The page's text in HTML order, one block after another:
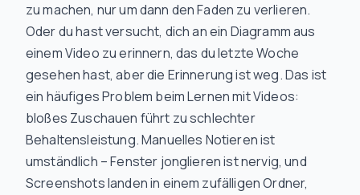
zu machen, nur um dann den Faden zu verlieren.
Oder du hast versucht, dich an ein Diagramm aus
einem Video zu erinnern, das du letzte Woche
gesehen hast, aber die Erinnerung ist weg. Das ist
ein häufiges Problem beim Lernen mit Videos:
bloßes Zuschauen führt zu schlechter
Behaltensleistung. Manuelles Notieren ist
umständlich – Fenster jonglieren ist nervig, und
Screenshots landen in einem zufälligen Ordner,